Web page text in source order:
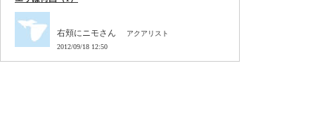
右頬にニモさん
アクアリスト
2012/09/18 12:50